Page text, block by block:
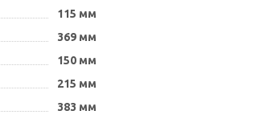
115 мм
369 мм
150 мм
215 мм
383 мм